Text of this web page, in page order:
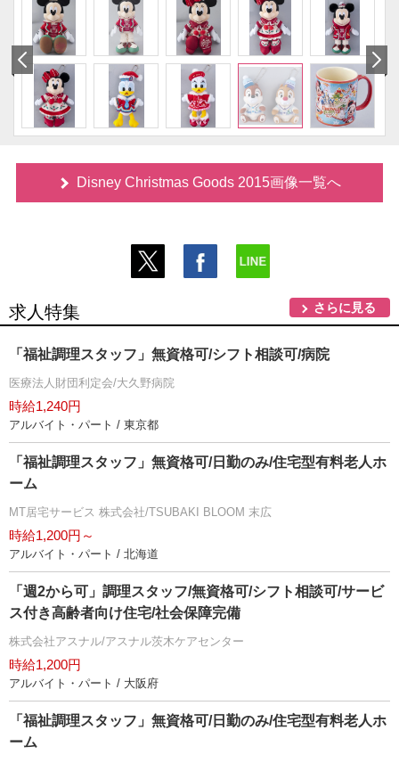
Disney Christmas Goods 2015画像一覧へ
求人特集 さらに見る
「福祉調理スタッフ」無資格可/シフト相談可/病院
医療法人財団利定会/大久野病院
時給1,240円
アルバイト・パート / 東京都
「福祉調理スタッフ」無資格可/日勤のみ/住宅型有料老人ホ
ーム
MT居宅サービス 株式会社/TSUBAKI BLOOM 末広
時給1,200円～
アルバイト・パート / 北海道
「週2から可」調理スタッフ/無資格可/シフト相談可/サービ
ス付き高齢者向け住宅/社会保障完備
株式会社アスナル/アスナル茨木ケアセンター
時給1,200円
アルバイト・パート / 大阪府
「福祉調理スタッフ」無資格可/日勤のみ/住宅型有料老人ホ
ーム